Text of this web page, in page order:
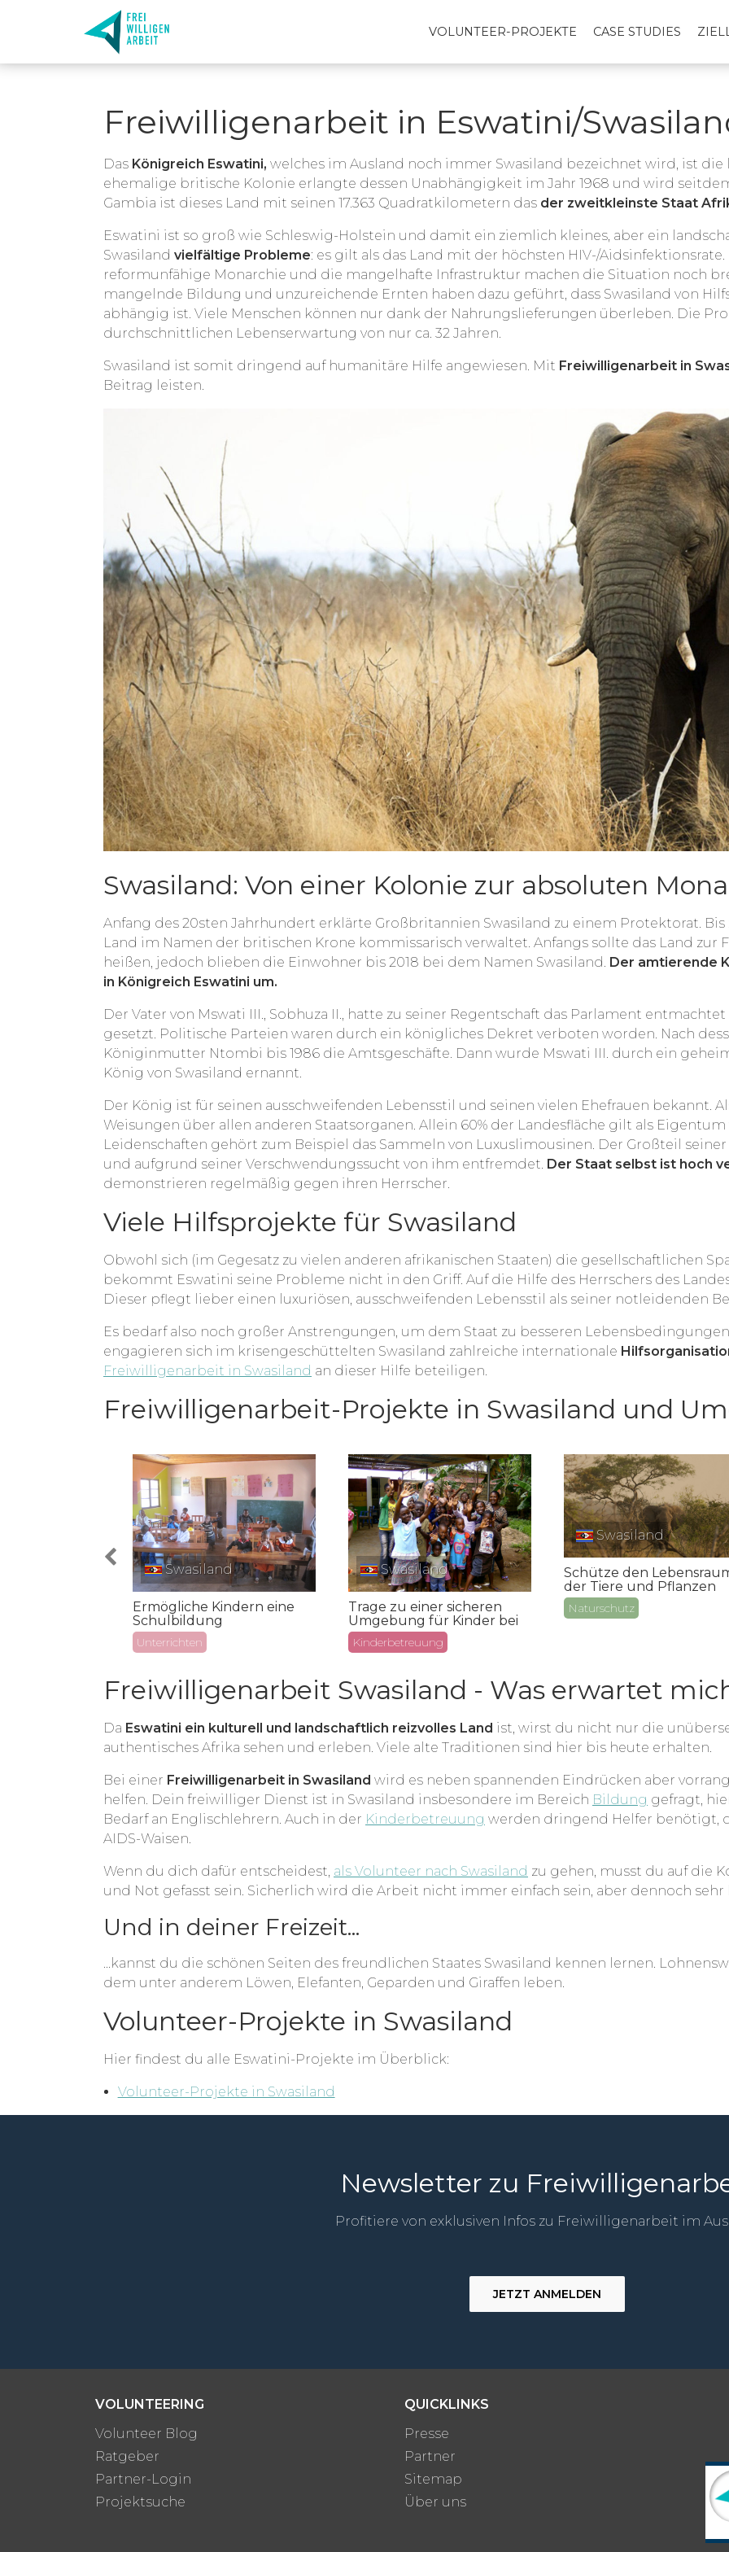
VOLUNTEER-PROJEKTE CASE STUDIES
Freiwilligenarbeit in Eswatini/
Das Königreich Eswatini, welches im Ausland noch immer Swasiland bezeichnet wird, ist die
ehemalige britische Kolonie erlangte dessen Unabhängigkeit im Jahr 1968 und wird
Gambia ist dieses Land mit seinen 17.363 Quadratkilometern das der zweitkleinste Staat
Eswatini ist so groß wie Schleswig-Holstein und damit ein ziemlich kleines, aber ein
Swasiland vielfältige Probleme: es gilt als das Land mit der höchsten HIV-/
reformunfähige Monarchie und die mangelhafte Infrastruktur machen die Situation noch
mangelnde Bildung und unzureichende Ernten haben dazu geführt, dass Swasiland von
abhängig ist. Viele Menschen können nur dank der Nahrungslieferungen überleben. Die
durchschnittlichen Lebenserwartung von nur ca. 32 Jahren.
Swasiland ist somit dringend auf humanitäre Hilfe angewiesen. Mit Freiwilligenarbeit in
Beitrag leisten.
Swasiland: Von einer Kolonie zur absoluten
Anfang des 20sten Jahrhundert erklärte Großbritannien Swasiland zu einem Protektorat.
Land im Namen der britischen Krone kommissarisch verwaltet. Anfangs sollte das Land zur
heißen, jedoch blieben die Einwohner bis 2018 bei dem Namen Swasiland. Der amtierende
in Königreich Eswatini um.
Der Vater von Mswati III., Sobhuza II., hatte zu seiner Regentschaft das Parlament
gesetzt. Politische Parteien waren durch ein königliches Dekret verboten worden. Nach
Königinmutter Ntombi bis 1986 die Amtsgeschäfte. Dann wurde Mswati III. durch ein
König von Swasiland ernannt.
Der König ist für seinen ausschweifenden Lebensstil und seinen vielen Ehefrauen bekannt.
Weisungen über allen anderen Staatsorganen. Allein 60% der Landesfläche gilt als Eigentum
Leidenschaften gehört zum Beispiel das Sammeln von Luxuslimousinen. Der Großteil
und aufgrund seiner Verschwendungssucht von ihm entfremdet. Der Staat selbst ist hoch
demonstrieren regelmäßig gegen ihren Herrscher.
Viele Hilfsprojekte für Swasiland
Obwohl sich (im Gegesatz zu vielen anderen afrikanischen Staaten) die gesellschaftlichen
bekommt Eswatini seine Probleme nicht in den Griff. Auf die Hilfe des Herrschers des
Dieser pflegt lieber einen luxuriösen, ausschweifenden Lebensstil als seiner notleidenden
Es bedarf also noch großer Anstrengungen, um dem Staat zu besseren
engagieren sich im krisengeschüttelten Swasiland zahlreiche internationale
Freiwilligenarbeit in Swasiland an dieser Hilfe beteiligen.
Freiwilligenarbeit-Projekte in Swasiland und
Swasiland
Ermögliche Kindern eine
Schulbildung
Unterrichten
Swasiland
Trage zu einer sicheren
Umgebung für Kinder bei
Kinderbetreuung
Swasiland
Schütze den
der Tiere und Pflanzen
Naturschutz
Freiwilligenarbeit Swasiland - Was erwartet
Da Eswatini ein kulturell und landschaftlich reizvolles Land ist, wirst du nicht nur die
authentisches Afrika sehen und erleben. Viele alte Traditionen sind hier bis heute erhalten.
Bei einer Freiwilligenarbeit in Swasiland wird es neben spannenden Eindrücken aber
helfen. Dein freiwilliger Dienst ist in Swasiland insbesondere im Bereich Bildung gefragt,
Bedarf an Englischlehrern. Auch in der Kinderbetreuung werden dringend Helfer benötigt,
AIDS-Waisen.
Wenn du dich dafür entscheidest, als Volunteer nach Swasiland zu gehen, musst du auf die
und Not gefasst sein. Sicherlich wird die Arbeit nicht immer einfach sein, aber dennoch
Und in deiner Freizeit...
...kannst du die schönen Seiten des freundlichen Staates Swasiland kennen lernen.
dem unter anderem Löwen, Elefanten, Geparden und Giraffen leben.
Volunteer-Projekte in Swasiland
Hier findest du alle Eswatini-Projekte im Überblick:
Volunteer-Projekte in Swasiland
Newsletter zu
Profitiere von exklusiven Infos zu Freiwilligenarbeit im
JETZT ANMELDEN
VOLUNTEERING
Volunteer Blog
Ratgeber
Partner-Login
Projektsuche
QUICKLINKS
Presse
Partner
Sitemap
Über uns